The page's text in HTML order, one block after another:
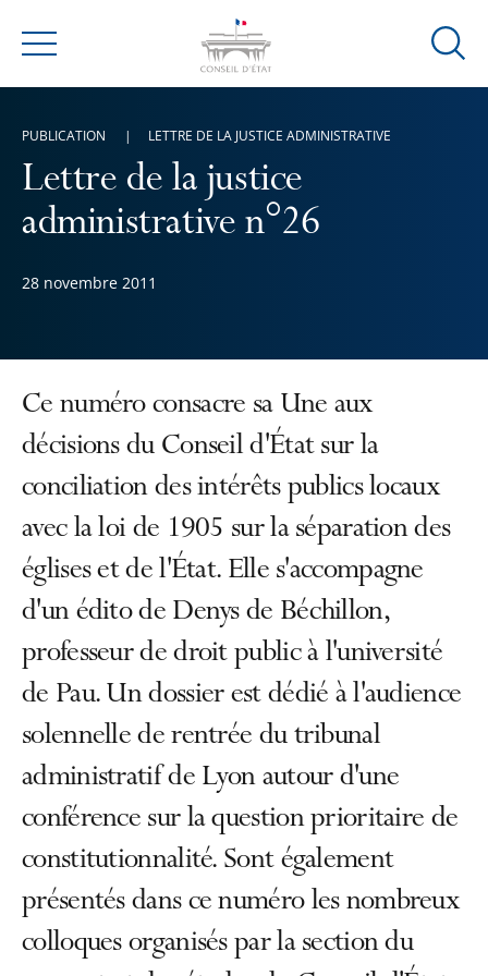
Menu
Ouvrir
Lettre de la justice
administrative n°26
28 novembre 2011
PUBLICATION LETTRE DE LA JUSTICE ADMINISTRATIVE
Ce numéro consacre sa Une aux
décisions du Conseil d'État sur la
conciliation des intérêts publics locaux
avec la loi de 1905 sur la séparation des
églises et de l'État. Elle s'accompagne
d'un édito de Denys de Béchillon,
professeur de droit public à l'université
de Pau. Un dossier est dédié à l'audience
solennelle de rentrée du tribunal
administratif de Lyon autour d'une
conférence sur la question prioritaire de
constitutionnalité. Sont également
présentés dans ce numéro les nombreux
colloques organisés par la section du